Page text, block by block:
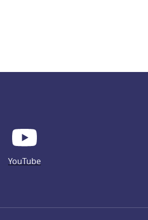
YouTube